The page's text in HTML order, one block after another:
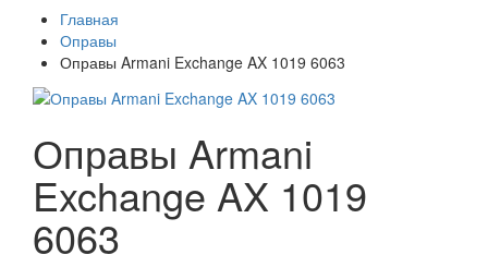
Главная
Оправы
Оправы Armani Exchange AX 1019 6063
Оправы Armani
Exchange AX 1019
6063